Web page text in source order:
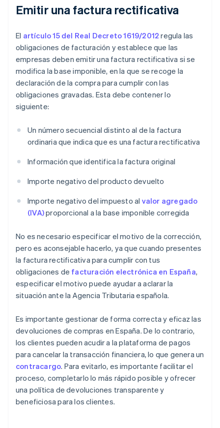
Emitir una factura rectificativa
El artículo 15 del Real Decreto 1619/2012 regula las
obligaciones de facturación y establece que las
empresas deben emitir una factura rectificativa si se
modifica la base imponible, en la que se recoge la
declaración de la compra para cumplir con las
obligaciones gravadas. Esta debe contener lo
siguiente:
Un número secuencial distinto al de la factura
ordinaria que indica que es una factura rectificativa
Información que identifica la factura original
Importe negativo del producto devuelto
Importe negativo del impuesto al valor agregado
(IVA)proporcional a la base imponible corregida
No es necesario especificar el motivo de la corrección,
pero es aconsejable hacerlo, ya que cuando presentes
la factura rectificativa para cumplir con tus
obligaciones de facturación electrónica en España,
especificar el motivo puede ayudar a aclarar la
situación ante la Agencia Tributaria española.
Es importante gestionar de forma correcta y eficaz las
devoluciones de compras en España. De lo contrario,
los clientes pueden acudir a la plataforma de pagos
para cancelar la transacción financiera, lo que genera un
contracargo. Para evitarlo, es importante facilitar el
proceso, completarlo lo más rápido posible y ofrecer
una política de devoluciones transparente y
beneficiosa para los clientes.